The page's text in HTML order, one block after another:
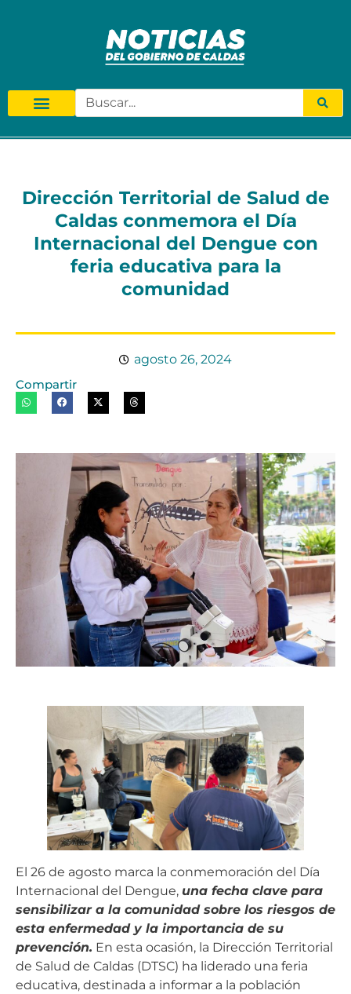
Dirección Territorial de Salud de
Caldas conmemora el Día
Internacional del Dengue con
feria educativa para la
comunidad
agosto 26, 2024
Compartir
El 26 de agosto marca la conmemoración del Día
Internacional del Dengue, una fecha clave para
sensibilizar a la comunidad sobre los riesgos de
esta enfermedad y la importancia de su
prevención. En esta ocasión, la Dirección Territorial
de Salud de Caldas (DTSC) ha liderado una feria
educativa, destinada a informar a la población